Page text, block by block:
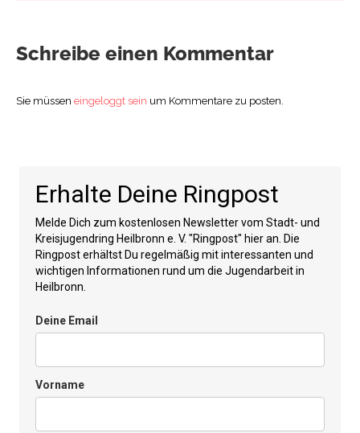
Schreibe einen Kommentar
Sie müssen eingeloggt sein um Kommentare zu posten.
Erhalte Deine Ringpost
Melde Dich zum kostenlosen Newsletter vom Stadt- und
Kreisjugendring Heilbronn e. V. "Ringpost" hier an. Die
Ringpost erhältst Du regelmäßig mit interessanten und
wichtigen Informationen rund um die Jugendarbeit in
Heilbronn.
Deine Email
Vorname